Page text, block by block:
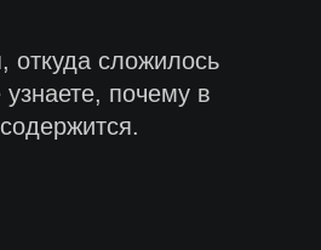
сложилось
почему в